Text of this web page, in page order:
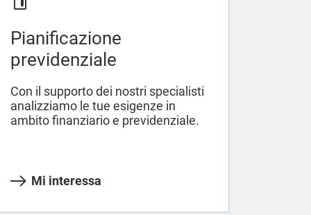
Pianificazione
previdenziale
Con il supporto dei nostri specialisti
analizziamo le tue esigenze in
ambito finanziario e previdenziale.
Mi interessa